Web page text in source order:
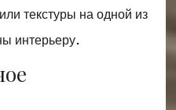
текстуры на одной из
интерьеру.